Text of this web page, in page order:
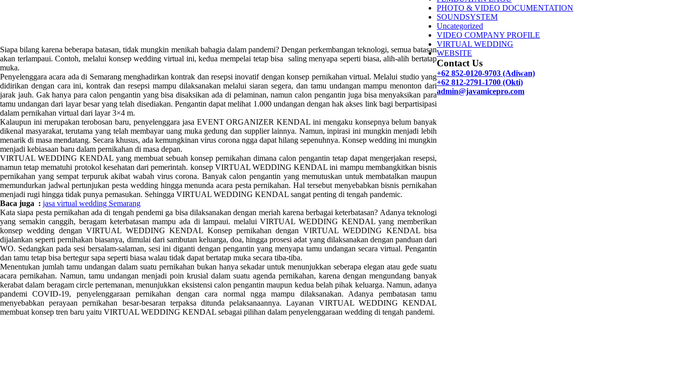
Siapa bilang karena beberapa batasan, tidak mungkin menikah bahagia dalam pandemi? Dengan perkembangan teknologi, semua batasan
akan terlampaui. Contoh, melalui konsep wedding virtual ini, kedua mempelai tetap bisa saling menyapa seperti biasa, alih-alih bertatap
muka.
Penyelenggara acara ada di Semarang menghadirkan kontrak dan resepsi inovatif dengan konsep pernikahan virtual. Melalui studio yang
didirikan dengan cara ini, kontrak dan resepsi mampu dilaksanakan melalui siaran segera, dan tamu undangan mampu menonton dari
jarak jauh. Gak hanya para calon pengantin yang bisa disaksikan ada di pelaminan, namun calon pengantin juga bisa menyaksikan para
tamu undangan dari layar besar yang telah disediakan. Pengantin dapat melihat 1.000 undangan dengan hak akses link bagi berpartisipasi
dalam pernikahan virtual dari layar 3×4 m.
Kalaupun ini merupakan terobosan baru, penyelenggara jasa EVENT ORGANIZER KENDAL ini mengaku konsepnya belum banyak
dikenal masyarakat, terutama yang telah membayar uang muka gedung dan supplier lainnya. Namun, inpirasi ini mungkin menjadi lebih
menarik di masa mendatang. Secara khusus, ada kemungkinan virus corona ngga dapat hilang sepenuhnya. Konsep wedding ini mungkin
menjadi kebiasaan baru dalam pernikahan di masa depan.
VIRTUAL WEDDING KENDAL yang membuat sebuah konsep pernikahan dimana calon pengantin tetap dapat mengerjakan resepsi,
namun tetap mematuhi protokol kesehatan dari pemerintah. konsep VIRTUAL WEDDING KENDAL ini mampu membangkitkan bisnis
pernikahan yang sempat terpuruk akibat wabah virus corona. Banyak calon pengantin yang memutuskan untuk membatalkan maupun
memundurkan jadwal pertunjukan pesta wedding hingga menunda acara pesta pernikahan. Hal tersebut menyebabkan bisnis pernikahan
menjadi rugi hingga tidak punya pemasukan. Sehingga VIRTUAL WEDDING KENDAL sangat penting di tengah pandemic.
Baca juga : jasa virtual wedding Semarang
Kata siapa pesta pernikahan ada di tengah pendemi ga bisa dilaksanakan dengan meriah karena berbagai keterbatasan? Adanya teknologi
yang semakin canggih, beragam keterbatasan mampu ada di lampaui. melalui VIRTUAL WEDDING KENDAL yang memberikan
konsep wedding dengan VIRTUAL WEDDING KENDAL Konsep pernikahan dengan VIRTUAL WEDDING KENDAL bisa
dijalankan seperti pernihakan biasanya, dimulai dari sambutan keluarga, doa, hingga prosesi adat yang dilaksanakan dengan panduan dari
WO. Sedangkan pada sesi bersalam-salaman, sesi ini diganti dengan pengantin yang menyapa tamu undangan secara virtual. Pengantin
dan tamu tetap bisa bertegur sapa seperti biasa walau tidak dapat bertatap muka secara tiba-tiba.
Menentukan jumlah tamu undangan dalam suatu pernikahan bukan hanya sekadar untuk menunjukkan seberapa elegan atau gede suatu
acara pernikahan. Namun, tamu undangan menjadi poin krusial dalam suatu agenda pernikahan, karena dengan mengundang banyak
kerabat dalam beragam circle pertemanan, menunjukkan eksistensi calon pengantin maupun kedua belah pihak keluarga. Namun, adanya
pandemi COVID-19, penyelenggaraan pernikahan dengan cara normal ngga mampu dilaksanakan. Adanya pembatasan tamu
menyebabkan perayaan pernikahan besar-besaran terpaksa ditunda pelaksanaannya. Layanan VIRTUAL WEDDING KENDAL
membuat konsep tren baru yaitu VIRTUAL WEDDING KENDAL sebagai pilihan dalam penyelenggaraan wedding di tengah pandemi.
PHOTO & VIDEO DOCUMENTATION
SOUNDSYSTEM
Uncategorized
VIDEO COMPANY PROFILE
VIRTUAL WEDDING
WEBSITE
Contact Us
+62 852-0120-9703 (Adiwan)
+62 812-2791-1700 (Okti)
admin@javamicepro.com